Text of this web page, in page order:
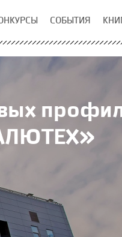
СОБЫТИЯ